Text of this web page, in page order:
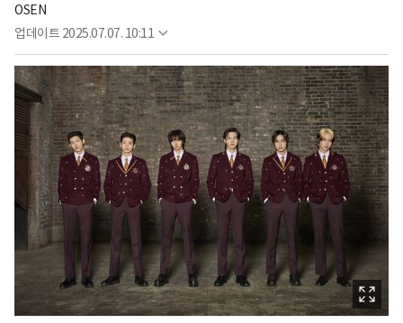
OSEN
업데이트 2025.07.07. 10:11